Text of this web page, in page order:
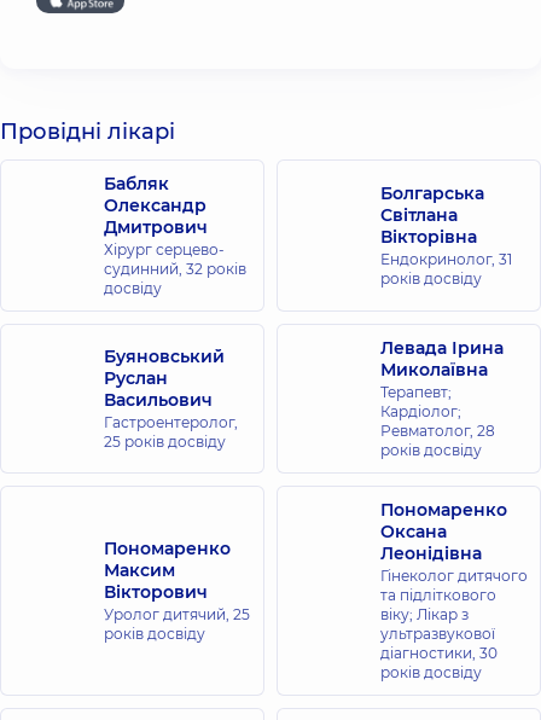
Провідні лікарі
Бабляк
Олександр
Дмитрович
Хірург серцево-
судинний, 32 років
досвіду
Болгарська
Світлана
Вікторівна
Ендокринолог, 31
років досвіду
Буяновський
Руслан
Васильович
Гастроентеролог,
25 років досвіду
Левада Ірина
Миколаївна
Терапевт;
Кардіолог;
Ревматолог, 28
років досвіду
Пономаренко
Максим
Вікторович
Уролог дитячий, 25
років досвіду
Пономаренко
Оксана
Леонідівна
Гінеколог дитячого
та підліткового
віку; Лікар з
ультразвукової
діагностики, 30
років досвіду